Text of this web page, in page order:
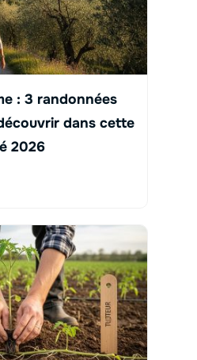
: 3 randonnées
dans cette
2026